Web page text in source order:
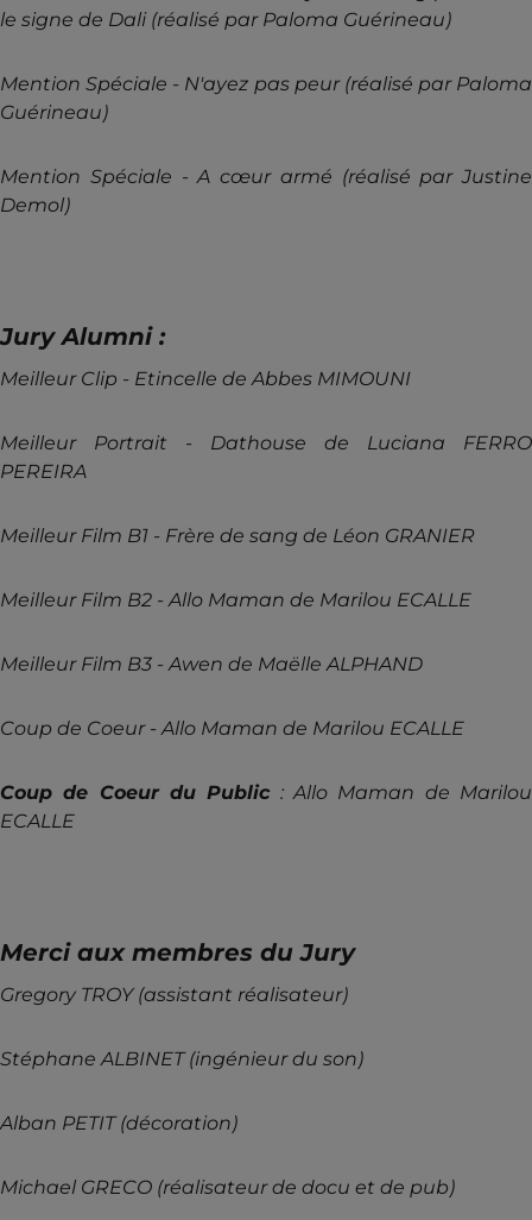
le signe de Dali (réalisé par Paloma Guérineau)
Mention Spéciale - N'ayez pas peur (réalisé par Paloma
Guérineau)
Mention Spéciale - A cœur armé (réalisé par Justine
Demol)
Jury Alumni :
Meilleur Clip - Etincelle de Abbes MIMOUNI
Meilleur Portrait - Dathouse de Luciana FERRO
PEREIRA
Meilleur Film B1 - Frère de sang de Léon GRANIER
Meilleur Film B2 - Allo Maman de Marilou ECALLE
Meilleur Film B3 - Awen de Maëlle ALPHAND
Coup de Coeur - Allo Maman de Marilou ECALLE
Coup de Coeur du Public: Allo Maman de Marilou
ECALLE
Merci aux membres du Jury
Gregory TROY (assistant réalisateur)
Stéphane ALBINET (ingénieur du son)
Alban PETIT (décoration)
Michael GRECO (réalisateur de docu et de pub)